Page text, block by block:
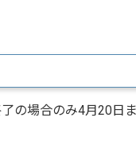
の場合のみ4月20日